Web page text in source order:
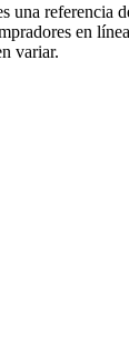
una referencia
en
variar.